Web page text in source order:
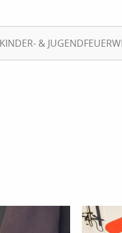
KINDER- &